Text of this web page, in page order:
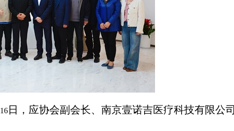
16日，应协会副会长、南京壹诺吉医疗科技有限公司